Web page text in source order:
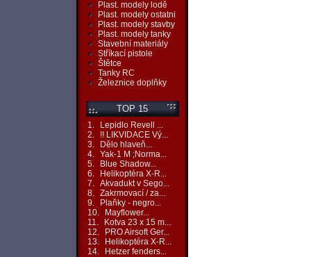
Plast. modely lodě
Plast. modely ostatni
Plast. modely stavby
Plast. modely tanky
Stavební materiály
Stříkací pistole
Štětce
Tanky RC
Železnice doplňky
TOP 15
1.
Lepidlo Revell ...
2.
!! LIKVIDACE Vý...
3.
Dělo hlaveň...
4. Yak-1 M ;Norma...
5.
Blue Shadow...
6.
Helikoptéra X-R...
7. Akvadukt v Sego...
8. Zakrmovací / za...
9.
Plaňky - negro...
10.
Mayflower...
11.
Kotva 23 x 15 m...
12.
PRO Airsoft Ger...
13.
Helikoptéra X-R...
14.
Hetzer fenders...